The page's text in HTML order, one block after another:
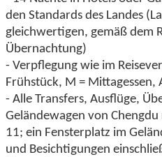
den Standards des Landes
gleichwertigen, gemäß dem
Übernachtung)
- Verpflegung wie im
Frühstück, M = Mittagessen,
- Alle Transfers, Ausflüge,
Geländewagen von Chengdu
11; ein Fensterplatz im
und Besichtigungen